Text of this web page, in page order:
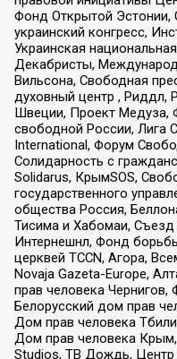
Фонд Открытой Эстонии,
украинский конгресс,
Украинская
Декабристы,
Вильсона, Свободная
духовный центр , Риддл,
Швеции, Проект Медуза,
свободной России, Лига
International, Форум
Солидарность с
Solidarus, КрымSOS,
государственного
общества Россия,
Тисима и Хабомаи, Съезд
Интернешнл, Фонд
церквей TCCN, Агора,
Novaja Gazeta-Europe,
прав человека
Белорусский дом прав
Дом прав человека
Дом прав человека
Studios, ТВ Дождь, Центр